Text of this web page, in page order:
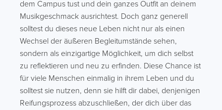
dem Campus tust und dein ganzes Outfit an deinem
Musikgeschmack ausrichtest. Doch ganz generell
solltest du dieses neue Leben nicht nur als einen
Wechsel der äußeren Begleitumstände sehen,
sondern als einzigartige Möglichkeit, um dich selbst
zu reflektieren und neu zu erfinden. Diese Chance ist
für viele Menschen einmalig in ihrem Leben und du
solltest sie nutzen, denn sie hilft dir dabei, denjenigen
Reifungsprozess abzuschließen, der dich über das